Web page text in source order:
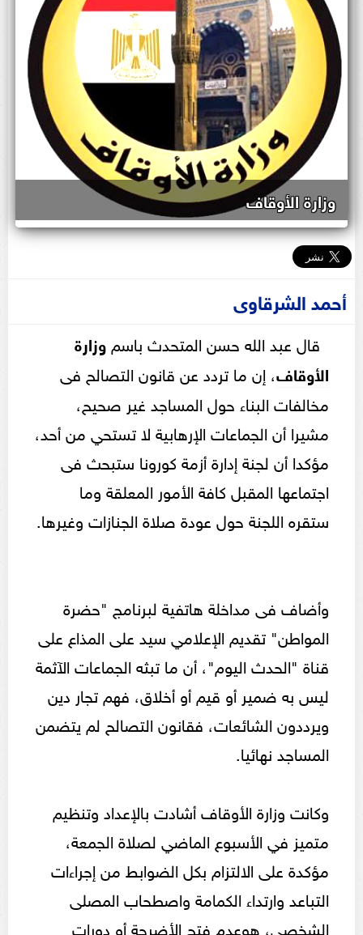
وزارة الأوقاف
أحمد الشرقاوى
قال عبد الله حسن المتحدث باسم وزارة
الأوقاف، إن ما تردد عن قانون التصالح فى
مخالفات البناء حول المساجد غير صحيح،
مشيرا أن الجماعات الإرهابية لا تستحي من أحد،
مؤكدا أن لجنة إدارة أزمة كورونا ستبحث فى
اجتماعها المقبل كافة الأمور المعلقة وما
ستقره اللجنة حول عودة صلاة الجنازات وغيرها.
وأضاف فى مداخلة هاتفية لبرنامج "حضرة
المواطن" تقديم الإعلامي سيد على المذاع على
قناة "الحدث اليوم"، أن ما تبثه الجماعات الآثمة
ليس به ضمير أو قيم أو أخلاق، فهم تجار دين
ويرددون الشائعات، فقانون التصالح لم يتضمن
المساجد نهائيا.
وكانت وزارة الأوقاف أشادت بالإعداد وتنظيم
متميز في الأسبوع الماضي لصلاة الجمعة،
مؤكدة على الالتزام بكل الضوابط من إجراءات
التباعد وارتداء الكمامة واصطحاب المصلى
الشخصى، هوعدم فتح الأضرحة أو دورات